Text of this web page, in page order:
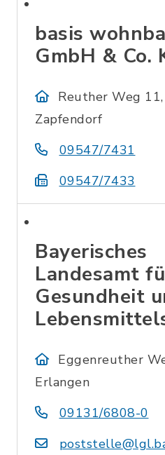
basis
GmbH & Co.
Reuther Weg
Zapfendorf
09547/7431
09547/7433
Bayerisches
Landesamt
Gesundheit
Eggenreuther
Erlangen
09131/6808-0